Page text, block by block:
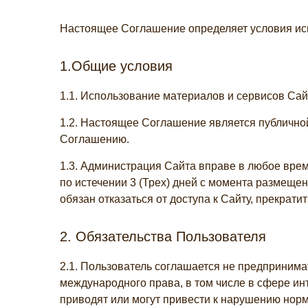
Настоящее Соглашение определяет условия
1.Общие условия
1.1. Использование материалов и сервисов
1.2. Настоящее Соглашение является
Соглашению.
1.3. Администрация Сайта вправе в любое
по истечении 3 (Трех) дней с момента
обязан отказаться от доступа к Сайту,
2. Обязательства Пользователя
2.1. Пользователь соглашается не
международного права, в том числе в сфере
приводят или могут привести к нарушению